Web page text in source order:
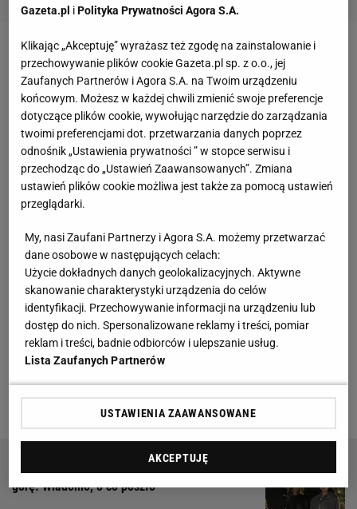
Zobacz wideoKosecki zmarnowanym talentem?
"Ludzie p******i, że nie miałem charakteru"
Cash i Bednarek na boisku. Oto wyniki 18. kolejki
Premier League
O godzinie 16:00 w akcji widzieliśmy Matty'ego
wyjeździe z Newcastle. Goście fatalnie rozpoczęli to
spotkanie i stracili bramkę już w drugiej minucie po
pięknym uderzeniu Anthony'ego Gordona. Później
sytuacja ekipy Casha jeszcze bardziej się
skomplikowała po tym, jak Jhon Duran został
wyrzucony z boiska. Kolumbijczyk w walce o piłkę
zdeptał rywala i sędzia pokazał mu czerwoną
kartkę.
Sprzeczka u Lewandowskich, emocje wzięły
górę. Wiadomo, o co poszło
Gazeta.pl iPolityka Prywatności Agora S.A.
Klikając „Akceptuję” wyrażasz też zgodę na zainstalowanie i
przechowywanie plików cookie Gazeta.pl sp. z o.o., jej
Zaufanych Partnerów i Agora S.A. na Twoim urządzeniu
końcowym. Możesz w każdej chwili zmienić swoje preferencje
dotyczące plików cookie, wywołując narzędzie do zarządzania
twoimi preferencjami dot. przetwarzania danych poprzez
odnośnik „Ustawienia prywatności ” w stopce serwisu i
przechodząc do „Ustawień Zaawansowanych”. Zmiana
ustawień plików cookie możliwa jest także za pomocą ustawień
przeglądarki.
My, nasi Zaufani Partnerzy i Agora S.A. możemy przetwarzać
dane osobowe w następujących celach:
Użycie dokładnych danych geolokalizacyjnych. Aktywne
skanowanie charakterystyki urządzenia do celów
identyfikacji. Przechowywanie informacji na urządzeniu lub
dostęp do nich. Spersonalizowane reklamy i treści, pomiar
reklam i treści, badnie odbiorców i ulepszanie usług.
Lista Zaufanych Partnerów
USTAWIENIA ZAAWANSOWANE
AKCEPTUJĘ